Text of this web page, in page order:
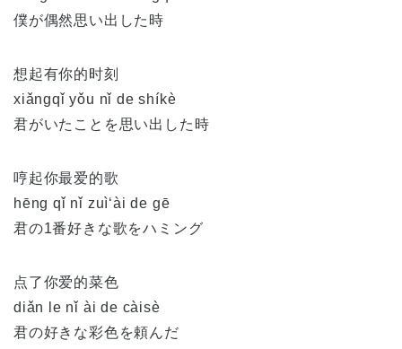
僕が偶然思い出した時
想起有你的时刻
xiǎngqǐ yǒu nǐ de shíkè
君がいたことを思い出した時
哼起你最爱的歌
hēng qǐ nǐ zuì‘ài de gē
君の1番好きな歌をハミング
点了你爱的菜色
diǎn le nǐ ài de càisè
君の好きな彩色を頼んだ